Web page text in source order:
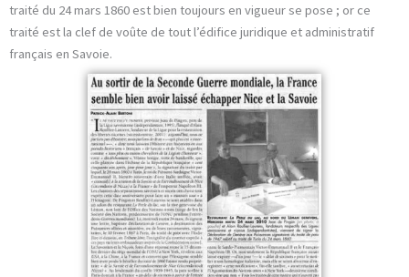
traité du 24 mars 1860 est bien toujours en vigueur se pose ; or ce
traité est la clef de voûte de tout l’édifice juridique et administratif
français en Savoie.